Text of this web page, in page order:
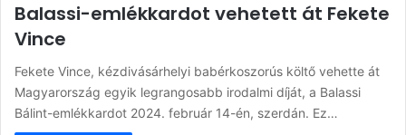
Balassi-emlékkardot vehetett át Fekete
Vince
Fekete Vince, kézdivásárhelyi babérkoszorús költő vehette át
Magyarország egyik legrangosabb irodalmi díját, a Balassi
Bálint-emlékkardot 2024. február 14-én, szerdán. Ez…